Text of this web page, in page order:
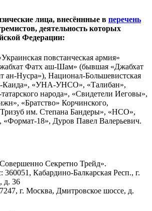
лица, внесённные в перечень
деятельность которых
Федерации:
повстанческая армия»
Фатх аш-Шам» (бывшая «Джабхат
ан-Нусра»), Национал-Большевистская
Каида», «УНА-УНСО», «Талибан»,
народа», «Свидетели Иеговы»,
«Братство» Корчинского,
им. Степана Бандеры», «НСО»,
«Формат-18», Дуров Павел Валерьевич.
Секретно Трейд».
Кабардино-Балкарская Респ., г.
д. 36
г. Москва, Дмитровское шоссе, д.